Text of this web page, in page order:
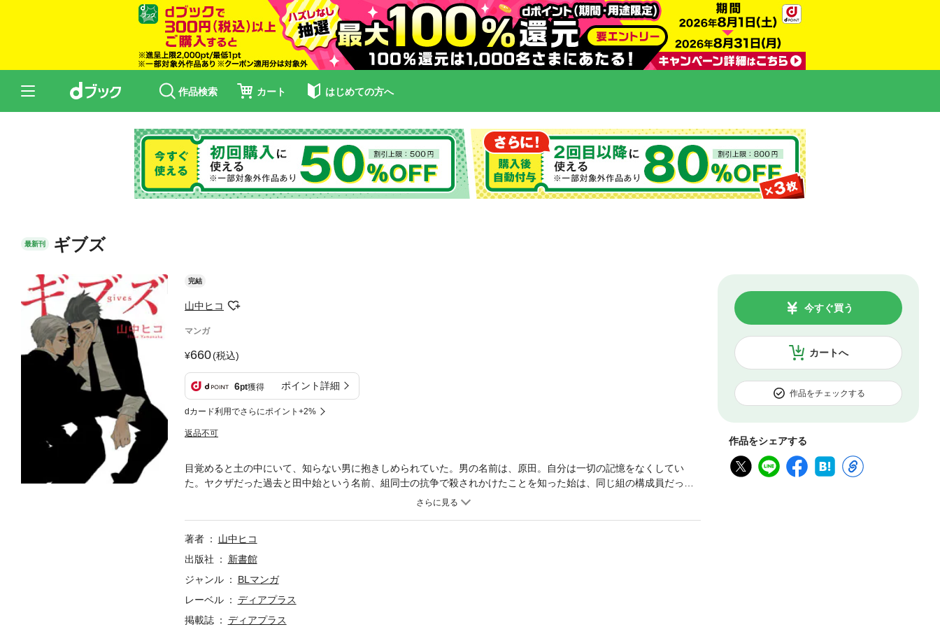
作品検索 カート はじめての方へ
最新刊 ギブズ
完結
山中ヒコ
マンガ
660(税込)
6pt獲得 ポイント詳細
dカード利用でさらにポイント+2%
返品不可
カートへ
今すぐ買う
作品をチェックする
作品をシェアする
目覚めると土の中にいて、知らない男に抱きしめられていた。男の名前は、原田。自分は一切の記憶をなくしてい
た。ヤクザだった過去と田中始という名前、組同士の抗争で殺されかけたことを知った始は、同じ組の構成員だった
原田に匿われることになる。だが原田は「あんたはおれの恋人だった」と言って、強引に始を抱き……？過去を語ら
著者
山中ヒコ
出版社
新書館
ジャンル
BLマンガ
レーベル
ディアプラス
掲載誌
ディアプラス